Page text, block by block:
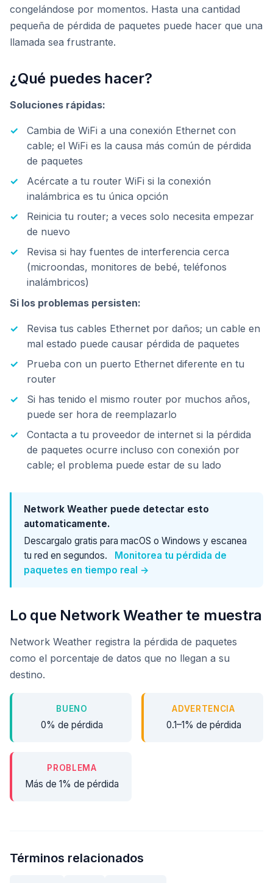
congelándose por momentos. Hasta una cantidad
pequeña de pérdida de paquetes puede hacer que una
llamada sea frustrante.
¿Qué puedes hacer?
Soluciones rápidas:
Cambia de WiFi a una conexión Ethernet con
cable; el WiFi es la causa más común de pérdida
de paquetes
Acércate a tu router WiFi si la conexión
inalámbrica es tu única opción
Reinicia tu router; a veces solo necesita empezar
de nuevo
Revisa si hay fuentes de interferencia cerca
(microondas, monitores de bebé, teléfonos
inalámbricos)
Si los problemas persisten:
Revisa tus cables Ethernet por daños; un cable en
mal estado puede causar pérdida de paquetes
Prueba con un puerto Ethernet diferente en tu
router
Si has tenido el mismo router por muchos años,
puede ser hora de reemplazarlo
Contacta a tu proveedor de internet si la pérdida
de paquetes ocurre incluso con conexión por
cable; el problema puede estar de su lado
Network Weather puede detectar esto
automaticamente.
Descargalo gratis para macOS o Windows y escanea
tu red en segundos.
Monitorea tu pérdida de
paquetes en tiempo real →
Lo que Network Weather te muestra
Network Weather registra la pérdida de paquetes
como el porcentaje de datos que no llegan a su
destino.
BUENO
0% de pérdida
ADVERTENCIA
0.1–1% de pérdida
PROBLEMA
Más de 1% de pérdida
Términos relacionados